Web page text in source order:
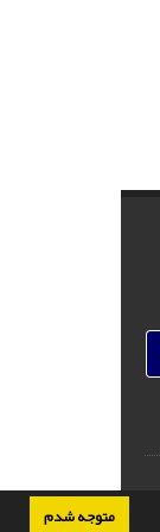
متوجه شدم